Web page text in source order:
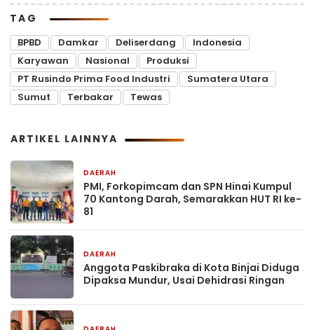
TAG
BPBD Damkar Deliserdang
Indonesia
Karyawan
Nasional
Produksi
PT Rusindo Prima Food Industri
Sumatera Utara
Sumut
Terbakar Tewas
ARTIKEL LAINNYA
DAERAH
PMI, Forkopimcam dan SPN Hinai Kumpul
70 Kantong Darah, Semarakkan HUT RI ke-
81
DAERAH
Anggota Paskibraka di Kota Binjai Diduga
Dipaksa Mundur, Usai Dehidrasi Ringan